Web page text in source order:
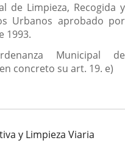
de Limpieza, Recogida y
Urbanos aprobado por
1993.
Municipal de
concreto su art. 19. e)
y Limpieza Viaria